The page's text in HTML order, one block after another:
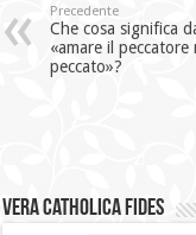
Precedente
Che cosa significa
«amare il peccatore
peccato»?
Vera catholica fides